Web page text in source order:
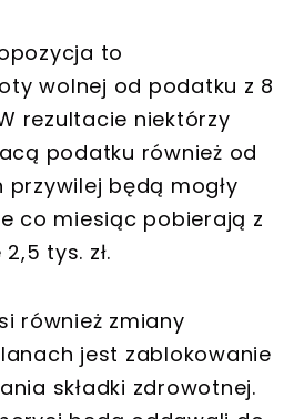
to
wolnej od podatku z 8
rezultacie niektórzy
podatku również od
przywilej będą mogły
co miesiąc pobierają z
tys. zł.
również zmiany
jest zablokowanie
składki zdrowotnej.